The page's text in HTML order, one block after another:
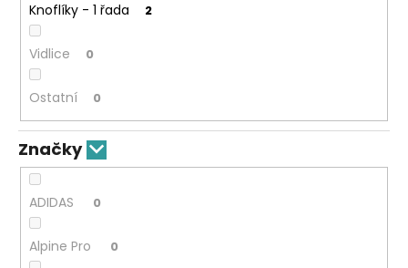
Knoflíky - 1 řada 2
Vidlice 0
Ostatní 0
Značky
ADIDAS 0
Alpine Pro 0